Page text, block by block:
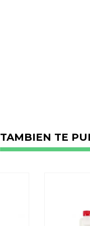
TAMBIEN TE